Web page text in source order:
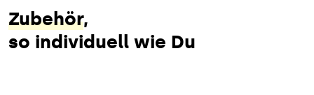
Zubehör,
so individuell wie Du